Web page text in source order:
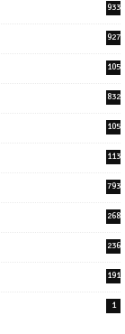
933
927
105
832
105
113
793
268
236
191
1